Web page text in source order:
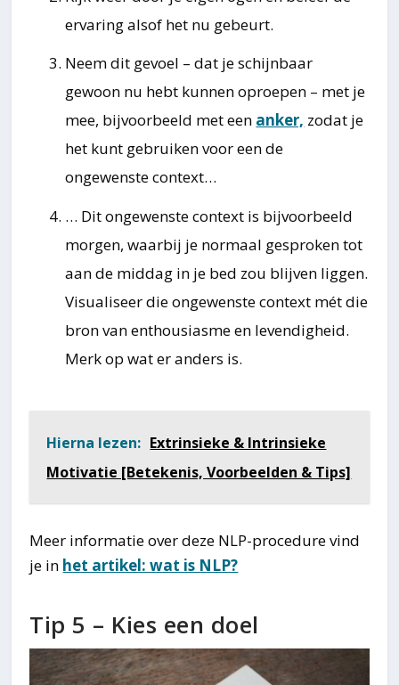
ervaring alsof het nu gebeurt.
Neem dit gevoel – dat je schijnbaar
gewoon nu hebt kunnen oproepen – met je
mee, bijvoorbeeld met een anker, zodat je
het kunt gebruiken voor een de
ongewenste context…
… Dit ongewenste context is bijvoorbeeld
morgen, waarbij je normaal gesproken tot
aan de middag in je bed zou blijven liggen.
Visualiseer die ongewenste context mét die
bron van enthousiasme en levendigheid.
Merk op wat er anders is.
Hierna lezen: Extrinsieke & Intrinsieke
Motivatie [Betekenis, Voorbeelden & Tips]
Meer informatie over deze NLP-procedure vind
je in het artikel: wat is NLP?
Tip 5 – Kies een doel